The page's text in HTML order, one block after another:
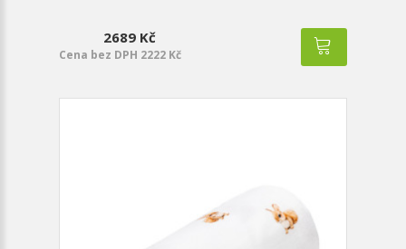
2689 Kč
Cena bez DPH 2222 Kč